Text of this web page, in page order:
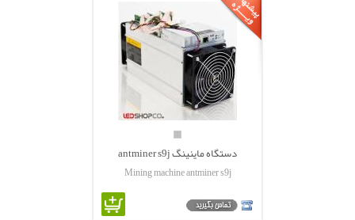
دستگاه ماینینگ antminer s9j
Mining machine antminer s9j